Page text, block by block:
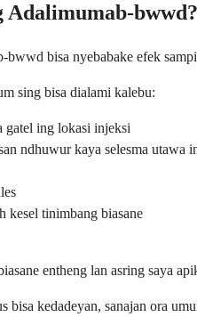
Adalimumab-bwwd?
bwwd bisa nyebabake efek
sing bisa dialami kalebu:
gatel ing lokasi injeksi
ndhuwur kaya selesma utawa
kesel tinimbang biasane
entheng lan asring saya
bisa kedadeyan, sanajan ora